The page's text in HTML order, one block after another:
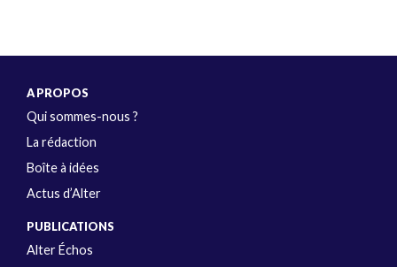
A PROPOS
Qui sommes-nous ?
La rédaction
Boîte à idées
Actus d’Alter
PUBLICATIONS
Alter Échos